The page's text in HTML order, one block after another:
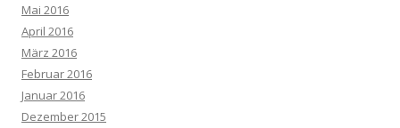
Mai 2016
April 2016
März 2016
Februar 2016
Januar 2016
Dezember 2015